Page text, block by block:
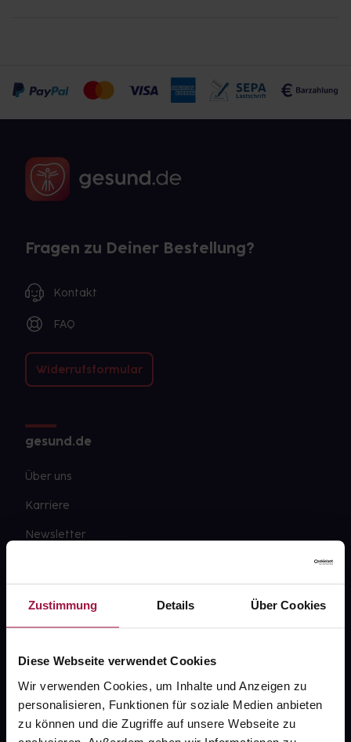
Zustimmung Details Über Cookies
Diese Webseite verwendet Cookies
Wir verwenden Cookies, um Inhalte und Anzeigen zu
personalisieren, Funktionen für soziale Medien anbieten
zu können und die Zugriffe auf unsere Webseite zu
Fragen zu Deiner Bestellung?
Kontakt
FAQ
Widerrufsformular
gesund.de
Über uns
Karriere
Newsletter
Datenschutz
AGB
Impressum